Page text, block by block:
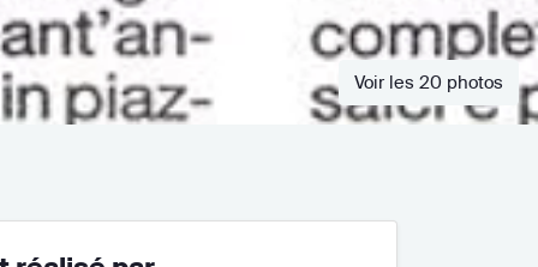
Voir les 20 photos